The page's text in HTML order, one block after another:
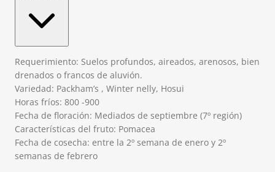
Requerimiento: Suelos profundos, aireados, arenosos, bien
drenados o francos de aluvión.
Variedad: Packham’s , Winter nelly, Hosui
Horas fríos: 800 -900
Fecha de floración: Mediados de septiembre (7º región)
Características del fruto: Pomacea
Fecha de cosecha: entre la 2º semana de enero y 2º
semanas de febrero